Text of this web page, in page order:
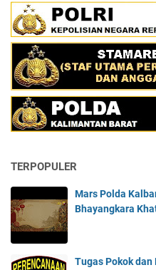
TERPOPULER
Mars Polda
Bhayangkara
Tugas Pokok